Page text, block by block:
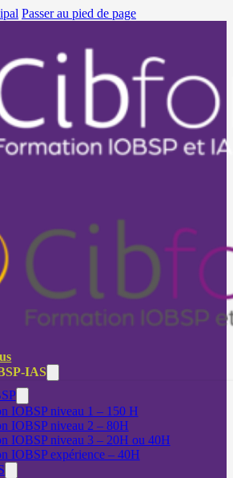
Passer au pied de page
IAS
IOBSP niveau 1 – 150 H
IOBSP niveau 2 – 80H
IOBSP niveau 3 – 20H ou 40H
IOBSP expérience – 40H